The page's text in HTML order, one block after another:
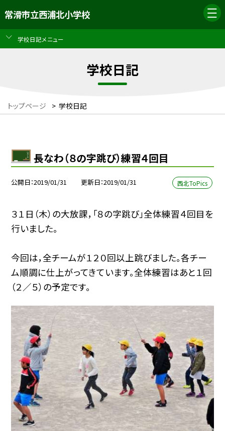
常滑市立西浦北小学校
学校日記メニュー
学校日記
トップページ > 学校日記
長なわ（８の字跳び）練習４回目
公開日 2019/01/31 更新日 2019/01/31 西北ToPics
３１日（木）の大放課，「８の字跳び」全体練習４回目を
行いました。
今回は，全チームが１２０回以上跳びました。各チー
ム順調に仕上がってきています。全体練習はあと１回
（２／５）の予定です。